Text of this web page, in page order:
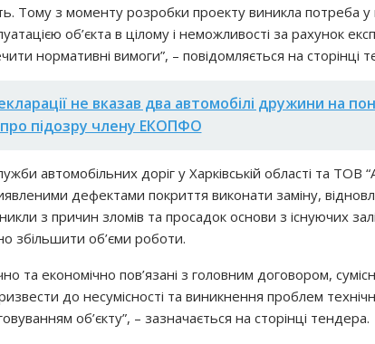
Тому з моменту розробки проекту виникла потреба у
об’єкта в цілому і неможливості за рахунок
нормативні вимоги”, – повідомляється на сторінці
не вказав два автомобілі дружини на
підозру члену ЕКОПФО
автомобільних доріг у Харківській області та ТОВ
дефектами покриття виконати заміну,
з причин зломів та просадок основи з існуючих
збільшити об’єми роботи.
та економічно пов’язані з головним договором,
до несумісності та виникнення проблем
об’єкту”, – зазначається на сторінці тендера.